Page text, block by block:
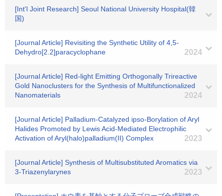
[Int'l Joint Research] Seoul National University Hospital(韓
国)
[Journal Article] Revisiting the Synthetic Utility of 4,5‐
Dehydro[2.2]paracyclophane
2024
[Journal Article] Red‐light Emitting Orthogonally Trireactive
Gold Nanoclusters for the Synthesis of Multifunctionalized
Nanomaterials
2024
[Journal Article] Palladium-Catalyzed ipso-Borylation of Aryl
Halides Promoted by Lewis Acid-Mediated Electrophilic
Activation of Aryl(halo)palladium(II) Complex
2023
[Journal Article] Synthesis of Multisubstituted Aromatics via
3-Triazenylarynes
2023